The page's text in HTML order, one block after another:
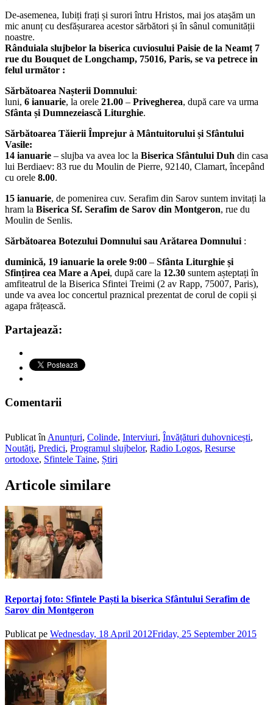
De-asemenea, Iubiți frați și surori întru Hristos, mai jos atașăm un
mic anunț cu desfășurarea acestor sărbători și în sânul comunității
noastre.
Rânduiala slujbelor la biserica cuviosului Paisie de la Neamț 7
rue du Bouquet de Longchamp, 75016, Paris, se va petrece in
felul următor :
Sărbătoarea Nașterii Domnului:
luni, 6 ianuarie, la orele 21.00 – Privegherea, după care va urma
Sfânta și Dumnezeiască Liturghie.
Sărbătoarea Tăierii Împrejur à Mântuitorului și Sfântului
Vasile:
14 ianuarie – slujba va avea loc la Biserica Sfântului Duh din casa
lui Berdiaev: 83 rue du Moulin de Pierre, 92140, Clamart, începând
cu orele 8.00.
15 ianuarie, de pomenirea cuv. Serafim din Sarov suntem invitați la
hram la Biserica Sf. Serafim de Sarov din Montgeron, rue du
Moulin de Senlis.
Sărbătoarea Botezului Domnului sau Arătarea Domnului :
duminică, 19 ianuarie la orele 9:00 – Sfânta Liturghie și
Sfințirea cea Mare a Apei, după care la 12.30 suntem așteptați în
amfiteatrul de la Biserica Sfintei Treimi (2 av Rapp, 75007, Paris),
unde va avea loc concertul praznical prezentat de corul de copii și
agapa frățească.
Partajează:
Comentarii
Publicat în Anunțuri, Colinde, Interviuri, Învățături duhovnicești,
Noutăți, Predici, Programul slujbelor, Radio Logos, Resurse
ortodoxe, Sfintele Taine, Știri
Articole similare
Reportaj foto: Sfintele Paști la biserica Sfântului Serafim de
Sarov din Montgeron
Publicat pe Wednesday, 18 April 2012Friday, 25 September 2015